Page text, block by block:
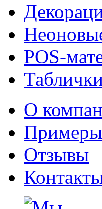
POS-
Таблички
О
Примеры
Отзывы